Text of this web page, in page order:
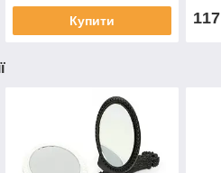
Купити 117